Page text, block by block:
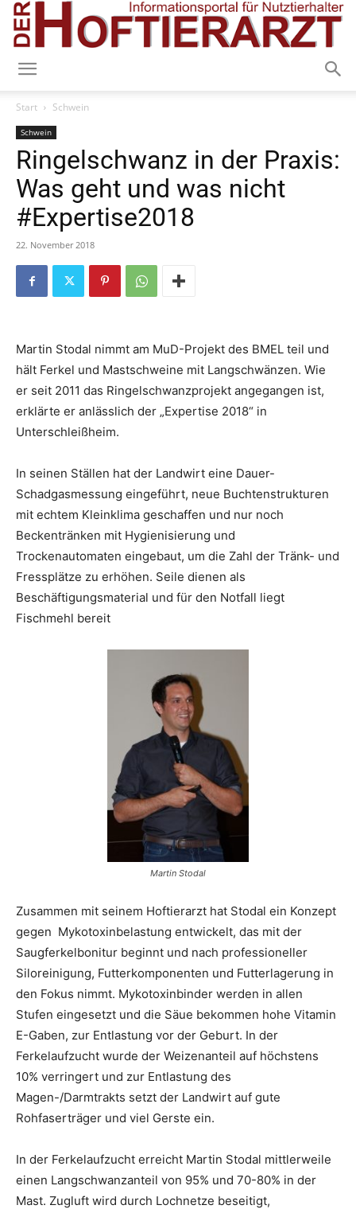
Start Schwein
Schwein
Ringelschwanz in der Praxis:
Was geht und was nicht
#Expertise2018
22. November 2018
Martin Stodal nimmt am MuD-Projekt des BMEL teil und
hält Ferkel und Mastschweine mit Langschwänzen. Wie
er seit 2011 das Ringelschwanzprojekt angegangen ist,
erklärte er anlässlich der „Expertise 2018“ in
Unterschleißheim.
In seinen Ställen hat der Landwirt eine Dauer-
Schadgasmessung eingeführt, neue Buchtenstrukturen
mit echtem Kleinklima geschaffen und nur noch
Beckentränken mit Hygienisierung und
Trockenautomaten eingebaut, um die Zahl der Tränk- und
Fressplätze zu erhöhen. Seile dienen als
Beschäftigungsmaterial und für den Notfall liegt
Fischmehl bereit
Martin Stodal
Zusammen mit seinem Hoftierarzt hat Stodal ein Konzept
gegen Mykotoxinbelastung entwickelt, das mit der
Saugferkelbonitur beginnt und nach professioneller
Siloreinigung, Futterkomponenten und Futterlagerung in
den Fokus nimmt. Mykotoxinbinder werden in allen
Stufen eingesetzt und die Säue bekommen hohe Vitamin
E-Gaben, zur Entlastung vor der Geburt. In der
Ferkelaufzucht wurde der Weizenanteil auf höchstens
10% verringert und zur Entlastung des
Magen-/Darmtrakts setzt der Landwirt auf gute
Rohfaserträger und viel Gerste ein.
In der Ferkelaufzucht erreicht Martin Stodal mittlerweile
einen Langschwanzanteil von 95% und 70-80% in der
Mast. Zugluft wird durch Lochnetze beseitigt,